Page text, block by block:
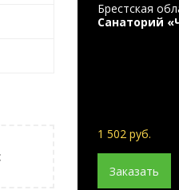
Брестская
Санаторий
1 502 руб.
Заказать